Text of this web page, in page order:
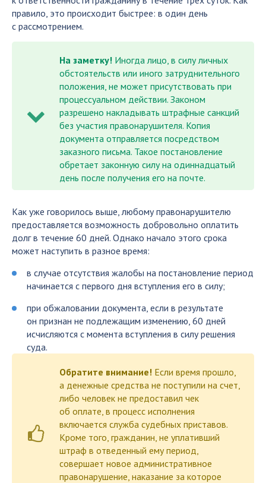
правило, это происходит быстрее: в один день
с рассмотрением.
На заметку! Иногда лицо, в силу личных
обстоятельств или иного затруднительного
положения, не может присутствовать при
процессуальном действии. Законом
разрешено накладывать штрафные санкций
без участия правонарушителя. Копия
документа отправляется посредством
заказного письма. Такое постановление
обретает законную силу на одиннадцатый
день после получения его на почте.
Как уже говорилось выше, любому правонарушителю
предоставляется возможность добровольно оплатить
долг в течение 60 дней. Однако начало этого срока
может наступить в разное время:
в случае отсутствия жалобы на постановление период
начинается с первого дня вступления его в силу;
при обжаловании документа, если в результате
он признан не подлежащим изменению, 60 дней
исчисляются с момента вступления в силу решения
суда.
Обратите внимание! Если время прошло,
а денежные средства не поступили на счет,
либо человек не предоставил чек
об оплате, в процесс исполнения
включается служба судебных приставов.
Кроме того, гражданин, не уплативший
штраф в отведенный ему период,
совершает новое административное
правонарушение, наказание за которое